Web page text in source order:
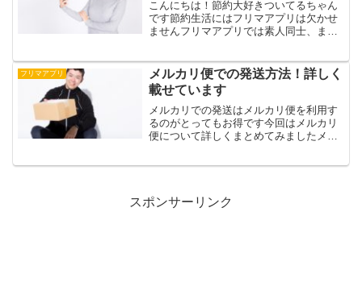
こんにちは！節約大好きついてるちゃん
です節約生活にはフリマアプリは欠かせ
ませんフリマアプリでは素人同士、また
マアプリで取引してきましたが大きなト
ラブルはあまりありま...
フリマアプリ
メルカリ便での発送方法！詳しく
載せています
メルカリでの発送はメルカリ便を利用す
るのがとってもお得です今回はメルカリ
便について詳しくまとめてみましたメル
スポンサーリンク